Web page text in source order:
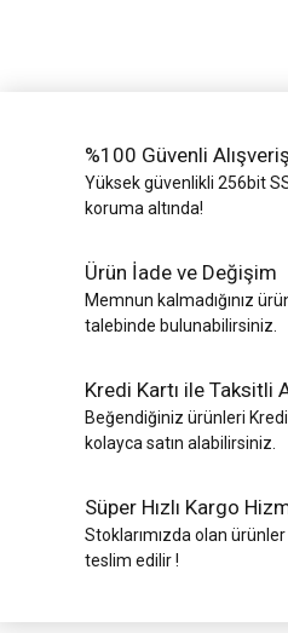
%100 Güvenli Alışveriş
Yüksek güvenlikli 256bit
koruma altında!
Ürün İade ve Değişim
Memnun kalmadığınız
talebinde bulunabilirsiniz.
Kredi Kartı ile Taksitli
Beğendiğiniz ürünleri
kolayca satın alabilirsiniz.
Süper Hızlı Kargo
Stoklarımızda olan
teslim edilir !